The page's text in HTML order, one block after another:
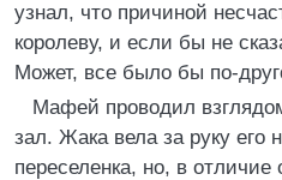
узнал, что причиной
королеву, и если бы не
Может, все было бы по-
Мафей проводил
зал. Жака вела за руку его
переселенка, но, в отличие